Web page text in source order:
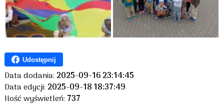
Udostępnij
Data dodania:2025-09-16 23:14:45
Data edycji:2025-09-18 18:37:49
Ilość wyświetleń: 737